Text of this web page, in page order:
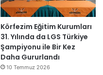
Körfezim Eğitim Kurumları
31. Yılında da LGS Türkiye
Şampiyonu ile Bir Kez
Daha Gururlandı
10 Temmuz 2026